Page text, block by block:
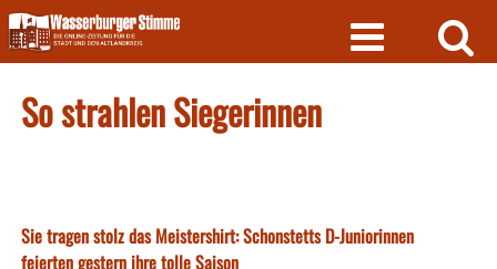
Skip
to
content
So strahlen Siegerinnen
Sie tragen stolz das Meistershirt: Schonstetts D-Juniorinnen
feierten gestern ihre tolle Saison